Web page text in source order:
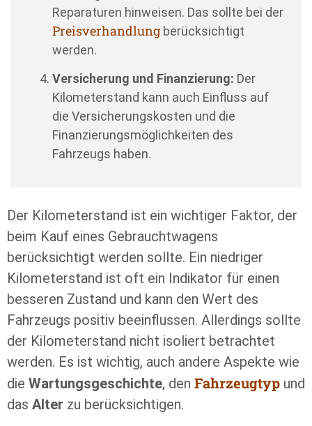
Reparaturen hinweisen. Das sollte bei der
Preisverhandlung berücksichtigt
werden.
Versicherung und Finanzierung: Der
Kilometerstand kann auch Einfluss auf
die Versicherungskosten und die
Finanzierungsmöglichkeiten des
Fahrzeugs haben.
Der Kilometerstand ist ein wichtiger Faktor, der
beim Kauf eines Gebrauchtwagens
berücksichtigt werden sollte. Ein niedriger
Kilometerstand ist oft ein Indikator für einen
besseren Zustand und kann den Wert des
Fahrzeugs positiv beeinflussen. Allerdings sollte
der Kilometerstand nicht isoliert betrachtet
werden. Es ist wichtig, auch andere Aspekte wie
die Wartungsgeschichte, den Fahrzeugtyp und
das Alter zu berücksichtigen.